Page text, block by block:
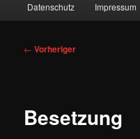
Datenschutz Impressum
Beitragsnavigation
← Vorheriger
Besetzung